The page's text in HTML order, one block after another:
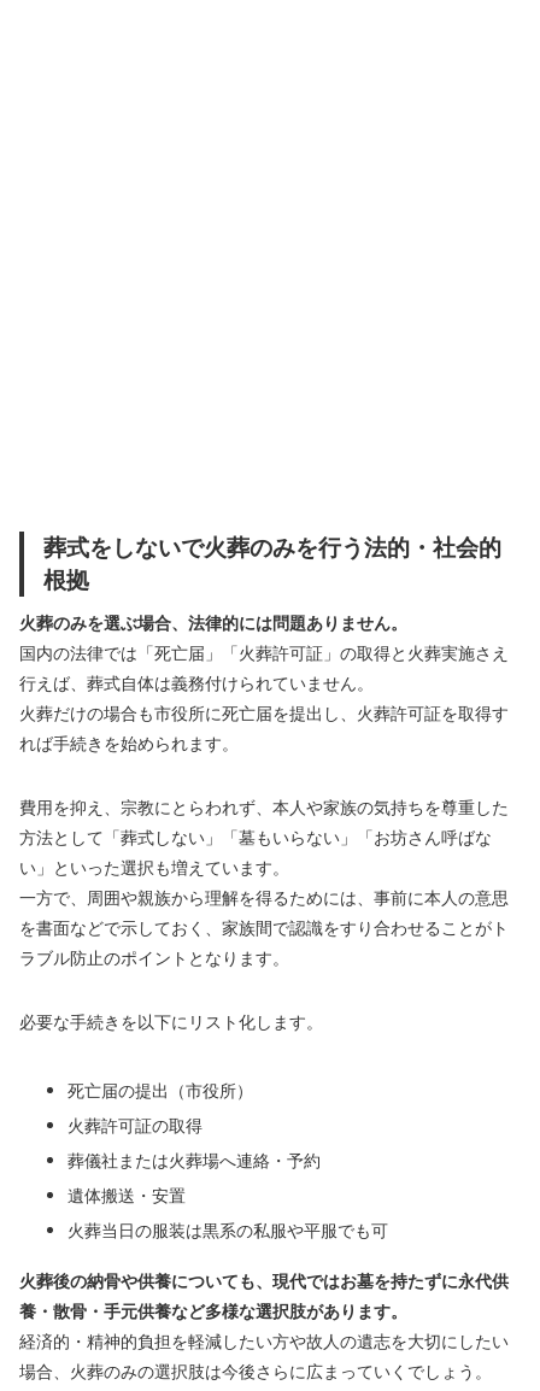
葬式をしないで火葬のみを行う法的・社会的
根拠
火葬のみを選ぶ場合、法律的には問題ありません。
国内の法律では「死亡届」「火葬許可証」の取得と火葬実施さえ
行えば、葬式自体は義務付けられていません。
火葬だけの場合も市役所に死亡届を提出し、火葬許可証を取得す
れば手続きを始められます。
費用を抑え、宗教にとらわれず、本人や家族の気持ちを尊重した
方法として「葬式しない」「墓もいらない」「お坊さん呼ばな
い」といった選択も増えています。
一方で、周囲や親族から理解を得るためには、事前に本人の意思
を書面などで示しておく、家族間で認識をすり合わせることがト
ラブル防止のポイントとなります。
必要な手続きを以下にリスト化します。
死亡届の提出（市役所）
火葬許可証の取得
葬儀社または火葬場へ連絡・予約
遺体搬送・安置
火葬当日の服装は黒系の私服や平服でも可
火葬後の納骨や供養についても、現代ではお墓を持たずに永代供
養・散骨・手元供養など多様な選択肢があります。
経済的・精神的負担を軽減したい方や故人の遺志を大切にしたい
場合、火葬のみの選択肢は今後さらに広まっていくでしょう。